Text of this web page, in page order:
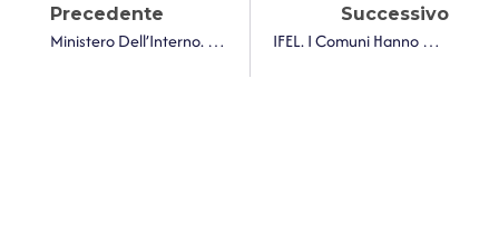
Precedente
Ministero Dell’Interno. Approvazione Delle Modalità Di Istanza Per La Richiesta Di Contributo, Annualità 2025, A Copertura Della Spesa Di Progettazione Prevista Dall’articolo 1, Commi Da 51 A 58, Della Legge 27 Dicembre 2019, N.160
Successivo
IFEL. I Comuni Hanno Raggiunto L’86% Degli Obiettivi Di Servizio. Pubblicato Il Decreto Con I Comuni Commissariati Per L’utilizzo Delle Risorse 2021-23 Non Utilizzate